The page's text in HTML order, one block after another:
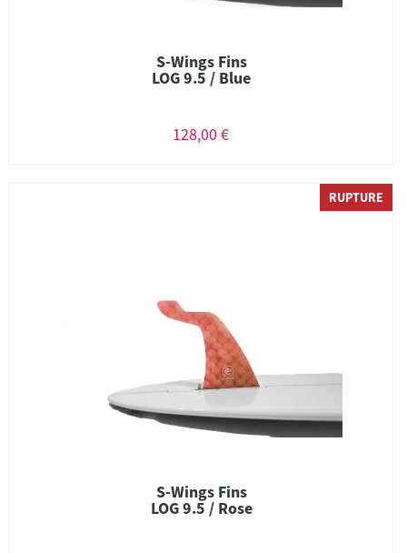
S-Wings Fins
LOG 9.5 / Blue
128,00 €
RUPTURE
S-Wings Fins
LOG 9.5 / Rose